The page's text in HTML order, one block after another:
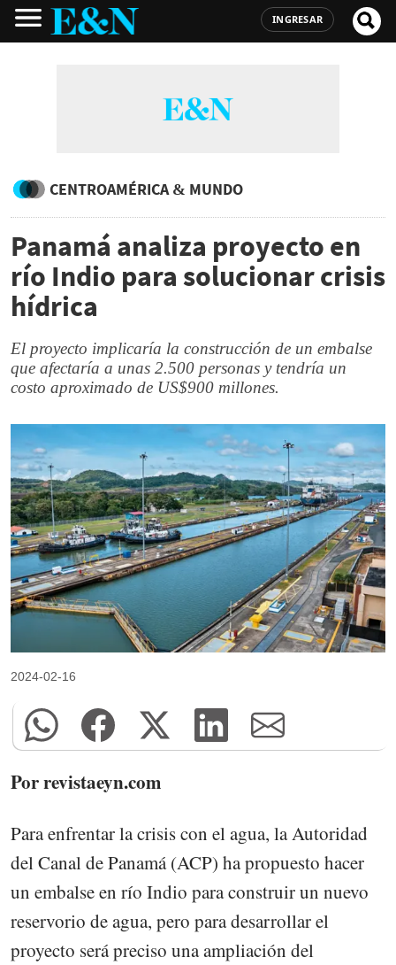
INGRESAR
CENTROAMÉRICA & MUNDO
Panamá analiza proyecto en
río Indio para solucionar crisis
hídrica
El proyecto implicaría la construcción de un embalse
que afectaría a unas 2.500 personas y tendría un
costo aproximado de US$900 millones.
2024-02-16
Por revistaeyn.com
Para enfrentar la crisis con el agua, la Autoridad
del Canal de Panamá (ACP) ha propuesto hacer
un embalse en río Indio para construir un nuevo
reservorio de agua, pero para desarrollar el
proyecto será preciso una ampliación del